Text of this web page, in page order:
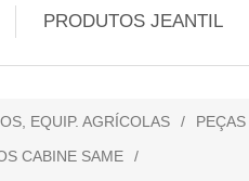
PRODUTOS JEANTIL
EQUIP. AGRÍCOLAS /
CABINE SAME
/